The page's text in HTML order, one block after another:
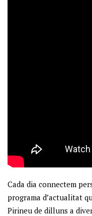
Cada dia connectem
programa d’actualitat
Pirineu de dilluns a